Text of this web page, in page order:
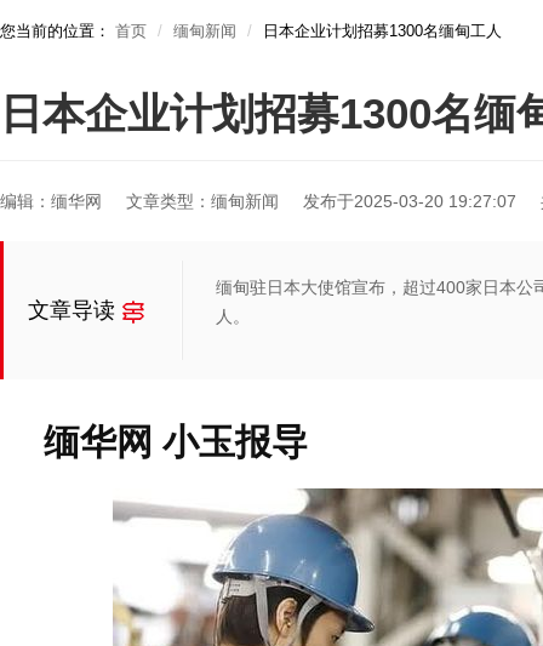
您当前的位置： 首页 缅甸新闻 日本企业计划招募1300名缅甸工人
日本企业计划招募1300名缅
编辑：缅华网 文章类型：缅甸新闻 发布于2025-03-20 19:27:07
文章导读
缅甸驻日本大使馆宣布，超过400家日本
人。
缅华网 小玉报导